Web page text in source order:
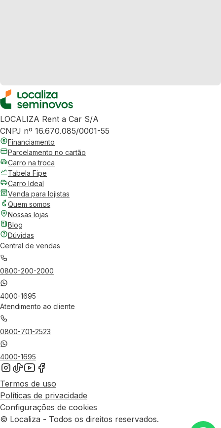
LOCALIZA Rent a Car S/A
CNPJ nº 16.670.085/0001-55
Financiamento
Parcelamento no cartão
Carro na troca
Tabela Fipe
Carro Ideal
Venda para lojistas
Quem somos
Nossas lojas
Blog
Dúvidas
Central de vendas
0800-200-2000
4000-1695
Atendimento ao cliente
0800-701-2523
4000-1695
Termos de uso
Políticas de privacidade
Configurações de cookies
© Localiza - Todos os direitos reservados.